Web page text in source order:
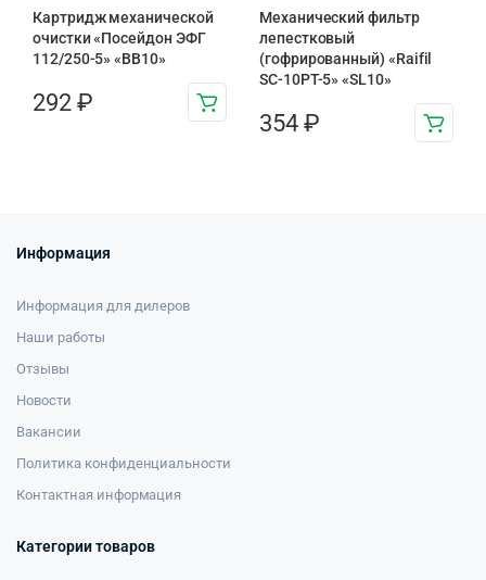
Картридж механической
очистки «Посейдон ЭФГ
112/250-5» «ВВ10»
292 ₽
Механический фильтр
лепестковый
(гофрированный) «Raifil
SC-10PT-5» «SL10»
354 ₽
Информация
Информация для дилеров
Наши работы
Отзывы
Новости
Вакансии
Политика конфиденциальности
Контактная информация
Категории товаров